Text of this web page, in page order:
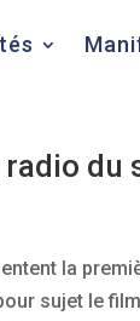
du
la
sujet le